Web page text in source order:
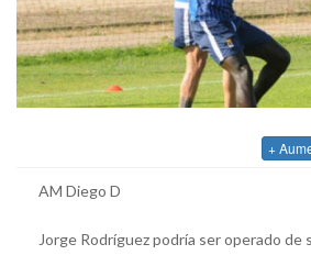
+
AM Diego D
Jorge Rodríguez podría ser operado de